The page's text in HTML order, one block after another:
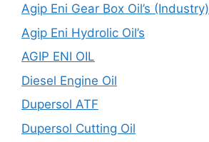
Agip Eni Gear Box Oil’s (Industry)
Agip Eni Hydrolic Oil’s
AGIP ENI OIL
Diesel Engine Oil
Dupersol ATF
Dupersol Cutting Oil